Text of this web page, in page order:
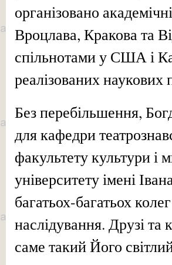
організовано
Вроцлава, Кракова та
спільнотами у США і
реалізованих наукових
Без перебільшення,
для кафедри
факультету культури і
університету імені
багатьох-багатьох
наслідування. Друзі та
саме такий Його